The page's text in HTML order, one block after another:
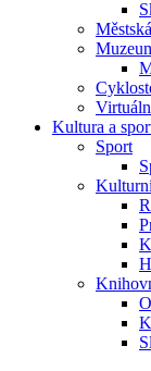
Kultura a
Sport